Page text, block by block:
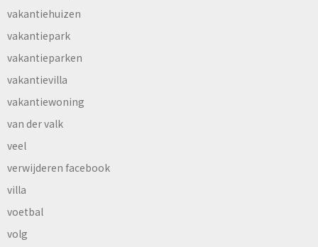
vakantiehuizen
vakantiepark
vakantieparken
vakantievilla
vakantiewoning
van der valk
veel
verwijderen facebook
villa
voetbal
volg